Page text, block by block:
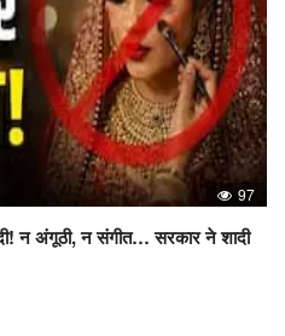
97
न अंगूठी, न संगीत… सरकार ने शादी